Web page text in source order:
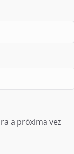
a próxima vez